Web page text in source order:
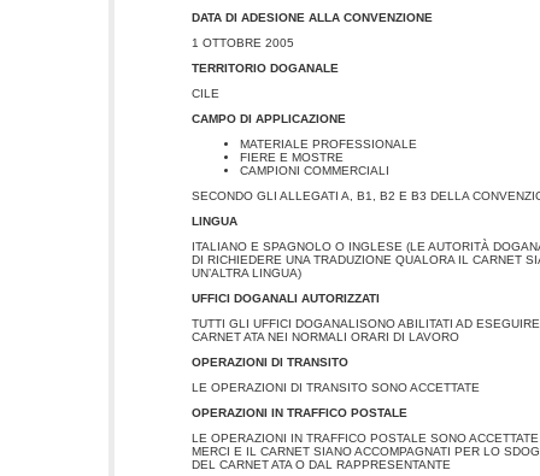
DATA DI ADESIONE ALLA CONVENZIONE
1 OTTOBRE 2005
TERRITORIO DOGANALE
CILE
CAMPO DI APPLICAZIONE
MATERIALE PROFESSIONALE
FIERE E MOSTRE
CAMPIONI COMMERCIALI
SECONDO GLI ALLEGATI A, B1, B2 E B3 DELLA
LINGUA
ITALIANO E SPAGNOLO O INGLESE (LE AUTORITÀ
DI RICHIEDERE UNA TRADUZIONE QUALORA IL CARNET
UN’ALTRA LINGUA)
UFFICI DOGANALI AUTORIZZATI
TUTTI GLI UFFICI DOGANALISONO ABILITATI AD
CARNET ATA NEI NORMALI ORARI DI LAVORO
OPERAZIONI DI TRANSITO
LE OPERAZIONI DI TRANSITO SONO ACCETTATE
OPERAZIONI IN TRAFFICO POSTALE
LE OPERAZIONI IN TRAFFICO POSTALE SONO
MERCI E IL CARNET SIANO ACCOMPAGNATI PER LO
DEL CARNET ATA O DAL RAPPRESENTANTE